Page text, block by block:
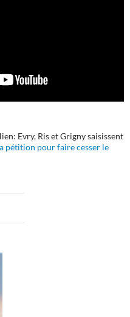
Evry, Ris et Grigny saisissent
pétition pour faire cesser le